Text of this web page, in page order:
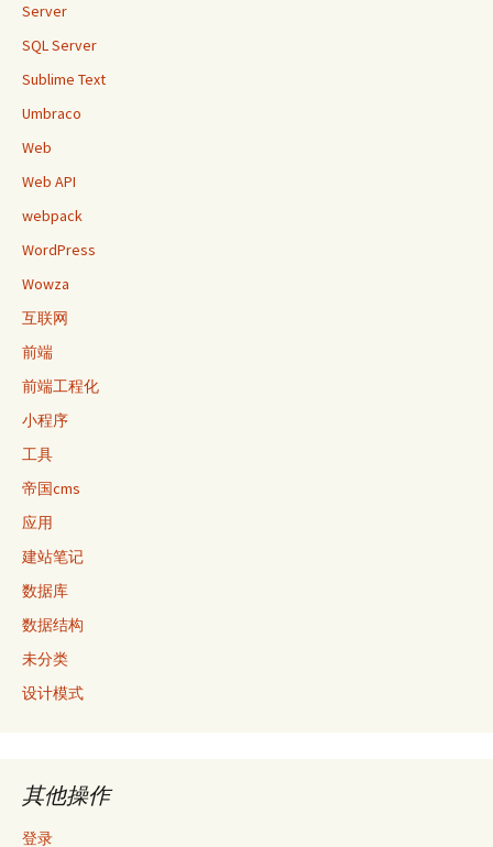
Server
SQL Server
Sublime Text
Umbraco
Web
Web API
webpack
WordPress
Wowza
互联网
前端
前端工程化
小程序
工具
帝国cms
应用
建站笔记
数据库
数据结构
未分类
设计模式
其他操作
登录